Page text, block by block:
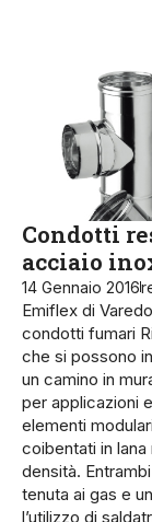
Condotti
acciaio
14 Gennaio 2016
Emiflex di
condotti fumari
che si possono
un camino in
per applicazioni
elementi
coibentati in lana
densità.
tenuta ai gas e
l’utilizzo di